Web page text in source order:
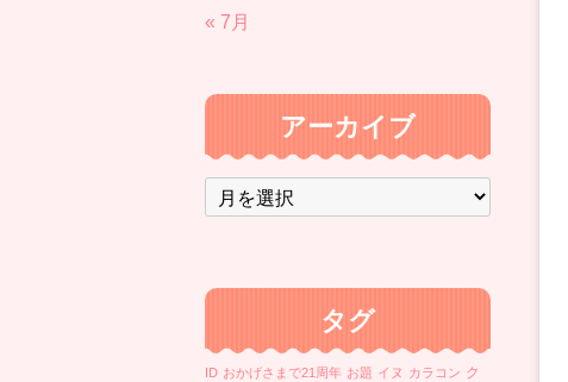
« 7月
アーカイブ
ア
ー
ブ
タグ
ID おかげさまで21周年 お題 イヌ カラコン ク